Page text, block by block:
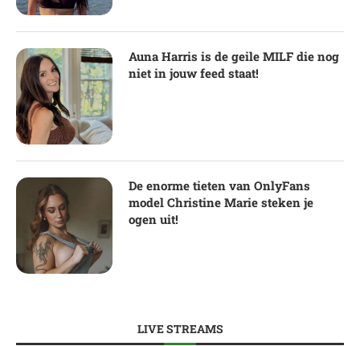
Auna Harris is de geile MILF die nog
niet in jouw feed staat!
De enorme tieten van OnlyFans
model Christine Marie steken je
ogen uit!
LIVE STREAMS